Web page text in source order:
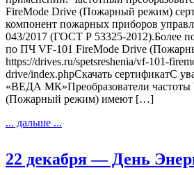
FireMode Drive (Пожарный режим)
компонент пожарных приборов
043/2017 (ГОСТ Р 53325-2012).Более
по ПЧ VF-101 FireMode Drive
https://drives.ru/spetsreshenia/vf-101-
drive/index.phpСкачать сертификатС
«ВЕДА МК»Преобразователи частоты
(Пожарный режим) имеют […]
... дальше ...
22 декабря — День